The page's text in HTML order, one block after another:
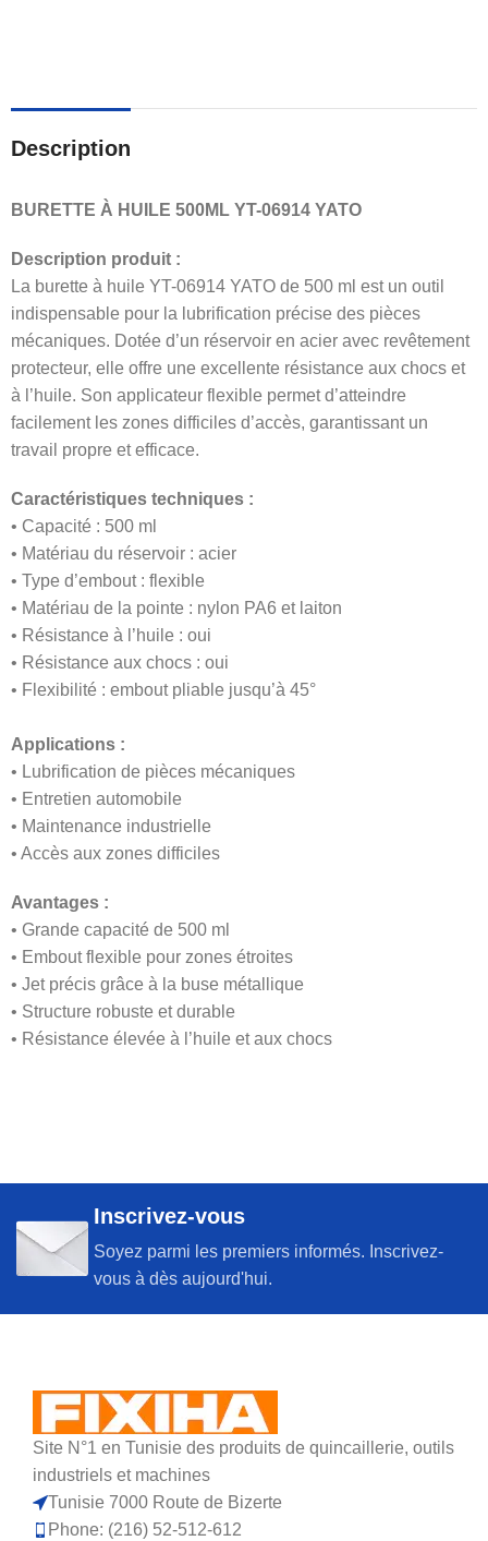
Description
BURETTE À HUILE 500ML YT-06914 YATO
Description produit :
La burette à huile YT-06914 YATO de 500 ml est un outil
indispensable pour la lubrification précise des pièces
mécaniques. Dotée d’un réservoir en acier avec revêtement
protecteur, elle offre une excellente résistance aux chocs et
à l’huile. Son applicateur flexible permet d’atteindre
facilement les zones difficiles d’accès, garantissant un
travail propre et efficace.
Caractéristiques techniques :
• Capacité : 500 ml
• Matériau du réservoir : acier
• Type d’embout : flexible
• Matériau de la pointe : nylon PA6 et laiton
• Résistance à l’huile : oui
• Résistance aux chocs : oui
• Flexibilité : embout pliable jusqu’à 45°
Applications :
• Lubrification de pièces mécaniques
• Entretien automobile
• Maintenance industrielle
• Accès aux zones difficiles
Avantages :
• Grande capacité de 500 ml
• Embout flexible pour zones étroites
• Jet précis grâce à la buse métallique
• Structure robuste et durable
• Résistance élevée à l’huile et aux chocs
Inscrivez-vous
Soyez parmi les premiers informés. Inscrivez-
vous à dès aujourd'hui.
Site N°1 en Tunisie des produits de quincaillerie, outils
industriels et machines
Tunisie 7000 Route de Bizerte
Phone: (216) 52-512-612